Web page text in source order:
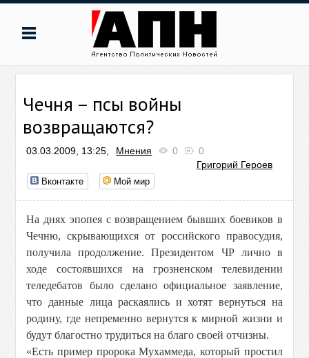
Чечня – псы войны
возвращаются?
03.03.2009, 13:25, Мнения 0
0
Григорий Героев
Вконтакте Мой мир
На днях эпопея с возвращением бывших боевиков в
Чечню, скрывающихся от российского правосудия,
получила продолжение. Президентом ЧР лично в
ходе состоявшихся на грозненском телевидении
теледебатов было сделано официальное заявление,
что данные лица раскаялись и хотят вернуться на
родину, где непременно вернутся к мирной жизни и
будут благостно трудиться на благо своей отчизны.
«Есть пример пророка Мухаммеда, который простил